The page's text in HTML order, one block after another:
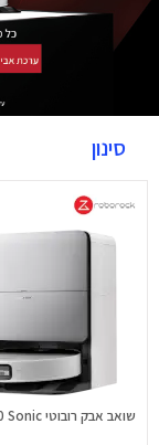
סינון
שואב אבק רובוטי Saros 20 Sonic